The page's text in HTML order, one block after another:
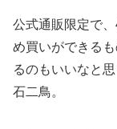
公式通販限定で
め買いができる
るのもいいなと
石二鳥。